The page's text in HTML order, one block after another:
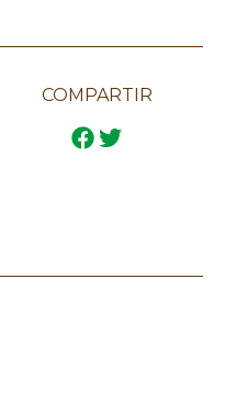
COMPARTIR